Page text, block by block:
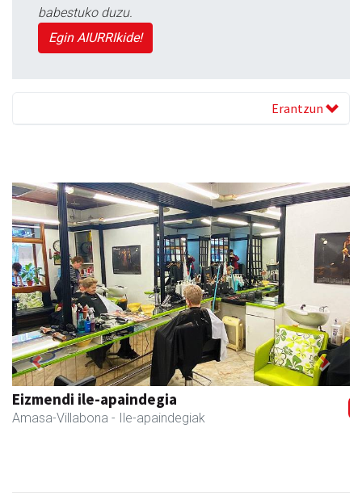
babestuko duzu.
Egin AIURRIkide!
Erantzun
Erniobea BHI
Amasa-Villabona - Hezkuntza
Previous Next